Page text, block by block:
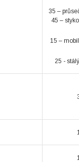
35 –
45 –
15 –
25 -